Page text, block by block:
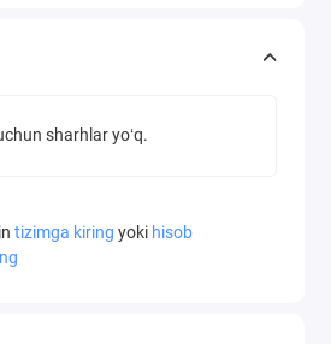
sharhlar yoʻq.
tizimga kiring yoki hisob